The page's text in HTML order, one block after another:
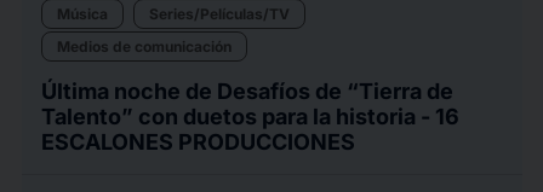
Música
Series/Películas/TV
Medios de comunicación
Última noche de Desafíos de “Tierra de
Talento” con duetos para la historia - 16
ESCALONES PRODUCCIONES